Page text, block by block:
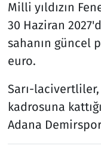
Milli yıldızın
30 Haziran
sahanın güncel
euro.
Sarı-lacivertliler,
kadrosuna
Adana